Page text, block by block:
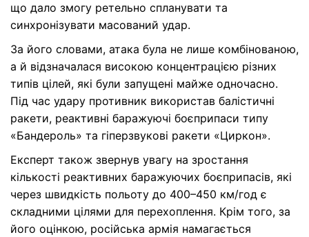
що дало змогу ретельно спланувати та
синхронізувати масований удар.
За його словами, атака була не лише комбінованою,
а й відзначалася високою концентрацією різних
типів цілей, які були запущені майже одночасно.
Під час удару противник використав балістичні
ракети, реактивні баражуючі боєприпаси типу
«Бандероль» та гіперзвукові ракети «Циркон».
Експерт також звернув увагу на зростання
кількості реактивних баражуючих боєприпасів, які
через швидкість польоту до 400–450 км/год є
складними цілями для перехоплення. Крім того, за
його оцінкою, російська армія намагається